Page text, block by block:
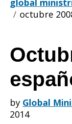
global
octubre
2008
by Global
2014